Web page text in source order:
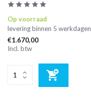
Op voorraad
levering binnen 5 werkdagen
€1.670,00
Incl. btw